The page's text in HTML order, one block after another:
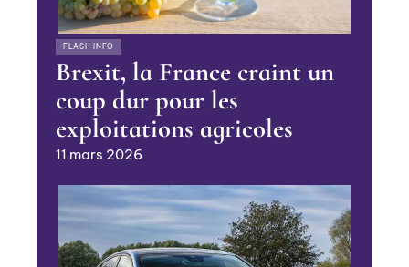
FLASH INFO
Brexit, la France craint un
coup dur pour les
exploitations agricoles
11 mars 2026